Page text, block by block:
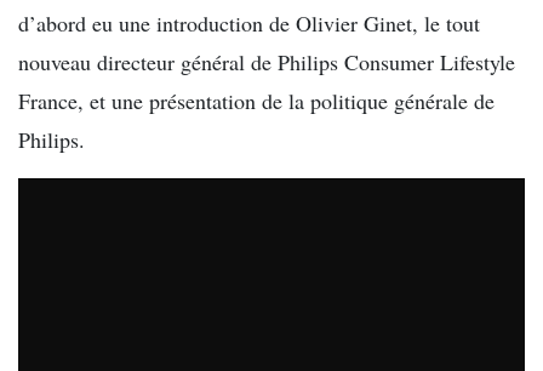
d’abord eu une introduction de Olivier Ginet, le tout
nouveau directeur général de Philips Consumer Lifestyle
France, et une présentation de la politique générale de
Philips.